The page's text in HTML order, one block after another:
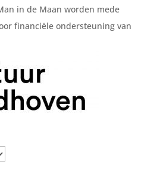
in de Maan worden mede
financiële ondersteuning van